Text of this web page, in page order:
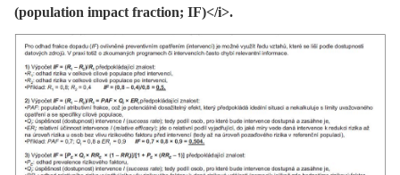
(population impact fraction; IF)</i>.